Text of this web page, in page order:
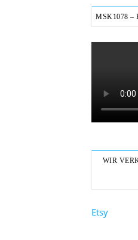
MSK1078 –
WIR
Etsy